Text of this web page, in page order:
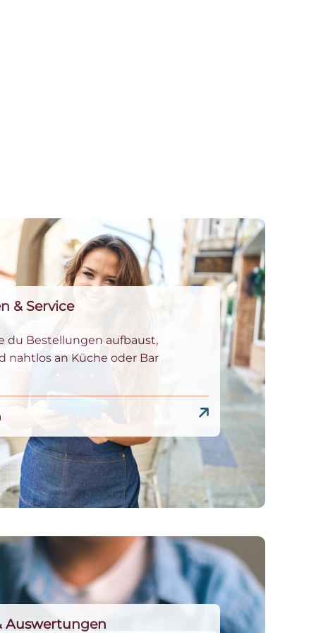
& Service
du Bestellungen aufbaust,
nahtlos an Küche oder Bar
Auswertungen